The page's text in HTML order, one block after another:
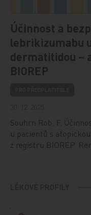
Účinnost a
lebrikizumabu
dermatitidou –
BIOREP
Souhrn Rob. F.
u pacientů s
z registru BIOREP.